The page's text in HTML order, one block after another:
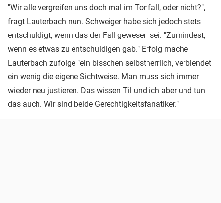
"Wir alle vergreifen uns doch mal im Tonfall, oder nicht?",
fragt Lauterbach nun. Schweiger habe sich jedoch stets
entschuldigt, wenn das der Fall gewesen sei: "Zumindest,
wenn es etwas zu entschuldigen gab." Erfolg mache
Lauterbach zufolge "ein bisschen selbstherrlich, verblendet
ein wenig die eigene Sichtweise. Man muss sich immer
wieder neu justieren. Das wissen Til und ich aber und tun
das auch. Wir sind beide Gerechtigkeitsfanatiker."